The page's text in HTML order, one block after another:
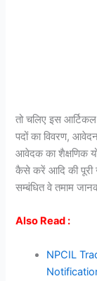
तो चलिए इस
पदों का विवरण,
आवेदक का शैक्षणिक
कैसे करें आदि की पूरी
सम्बंधित वे तमाम
Also Read :
NPCIL